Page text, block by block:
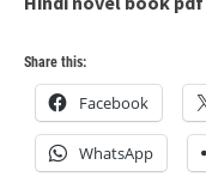
Share this:
Facebook
WhatsApp